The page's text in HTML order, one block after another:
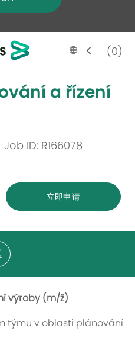
content
Language
selected
Chinese(0)
a řízení
Job ID: R166078
立即申请
výroby (m/ž)
týmu v oblasti plánování